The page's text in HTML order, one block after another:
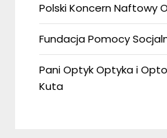
Polski Koncern Naftowy
Fundacja Pomocy
Pani Optyk Optyka i
Kuta